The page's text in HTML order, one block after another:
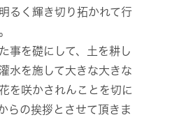
るく輝き切り拓かれて行
事を礎にして、土を耕し
水を施して大きな大きな
を咲かされんことを切に
らの挨拶とさせて頂きま